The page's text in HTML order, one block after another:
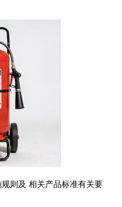
及强制性产品认证技术专家组
求有关单位意见... ...
则及 相关产品标准有关要